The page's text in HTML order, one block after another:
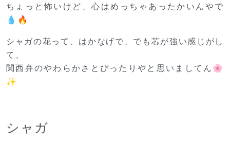
ちょっと怖いけど、心はめっちゃあったかいんやで
💧🔥
シャガの花って、はかなげで、でも芯が強い感じがし
て、
関西弁のやわらかさとぴったりやと思いましてん🌸
✨
シャガ